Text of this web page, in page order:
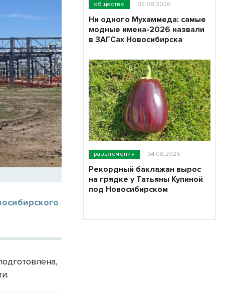
общество 05.08.2026
Ни одного Мухаммеда: самые
модные имена-2026 назвали
в ЗАГСах Новосибирска
развлечения 04.08.2026
Рекордный баклажан вырос
на грядке у Татьяны Купиной
под Новосибирском